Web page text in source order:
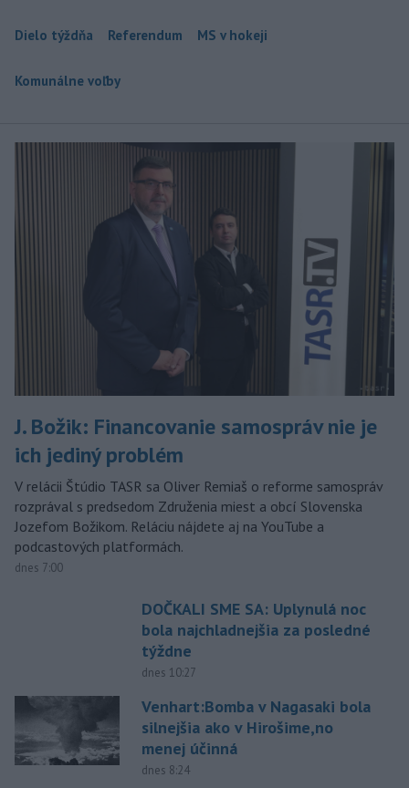
Dielo týždňa Referendum MS v hokeji
Komunálne voľby
J. Božik: Financovanie samospráv nie je
ich jediný problém
V relácii Štúdio TASR sa Oliver Remiaš o reforme samospráv
rozprával s predsedom Združenia miest a obcí Slovenska
Jozefom Božikom. Reláciu nájdete aj na YouTube a
podcastových platformách.
dnes 7:00
DOČKALI SME SA: Uplynulá noc
bola najchladnejšia za posledné
týždne
dnes 10:27
Venhart:Bomba v Nagasaki bola
silnejšia ako v Hirošime,no
menej účinná
dnes 8:24